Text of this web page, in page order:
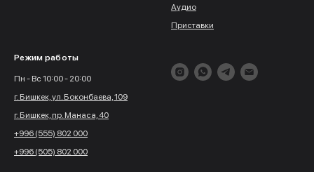
Аудио
Приставки
Режим работы
Пн - Вс 10:00 - 20:00
г. Бишкек, ул. Боконбаева, 109
г. Бишкек, пр. Манаса, 40
+996 (555) 802 000
+996 (505) 802 000